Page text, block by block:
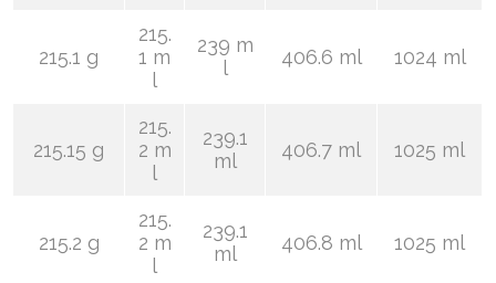
215.1 g
215.
1 m
l
239 m
l
406.6 ml 1024 ml
215.15 g
215.
2 m
l
239.1
ml
406.7 ml 1025 ml
215.2 g
215.
2 m
l
239.1
ml
406.8 ml 1025 ml